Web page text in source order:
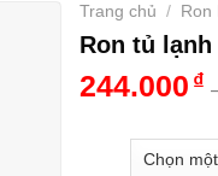
Trang chủ / Ron
Ron tủ lạnh
244.000 ₫